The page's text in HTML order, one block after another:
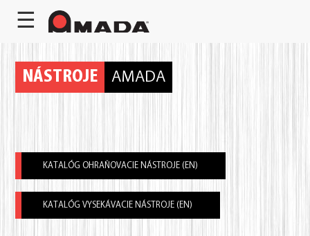
☰
NÁSTROJE AMADA
KATALÓG OHRAŇOVACIE NÁSTROJE (EN)
KATALÓG VYSEKÁVACIE NÁSTROJE (EN)